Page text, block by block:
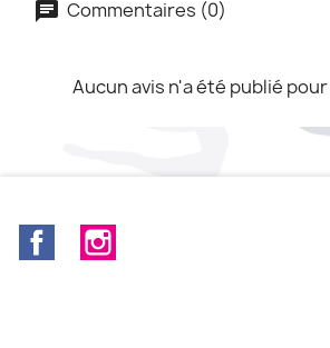
Commentaires (0)
Aucun avis n'a été publié
Facebook